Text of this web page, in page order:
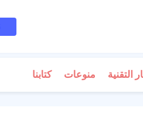
التقنية منوعات كتابنا